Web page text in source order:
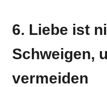
6. Liebe ist
Schweigen,
vermeiden